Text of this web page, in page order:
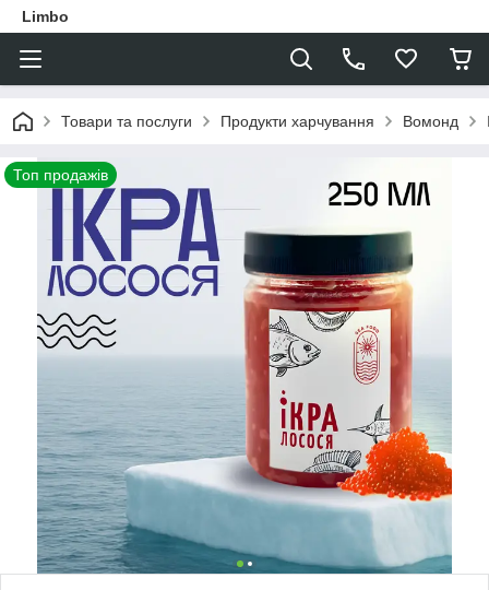
Limbo
Товари та послуги Продукти харчування Вомонд
Топ продажів